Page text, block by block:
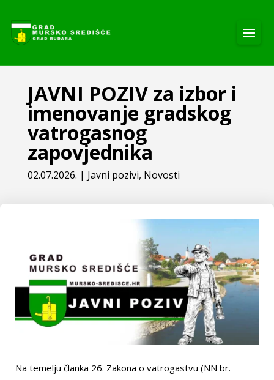
JAVNI POZIV za izbor i
imenovanje gradskog
vatrogasnog
zapovjednika
02.07.2026. | Javni pozivi, Novosti
Na temelju članka 26. Zakona o vatrogastvu (NN br.